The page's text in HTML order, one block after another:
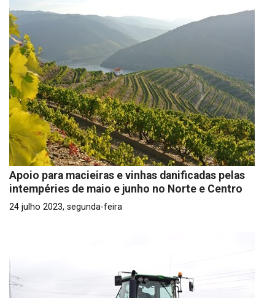
Apoio para macieiras e vinhas danificadas pelas
intempéries de maio e junho no Norte e Centro
24 julho 2023, segunda-feira